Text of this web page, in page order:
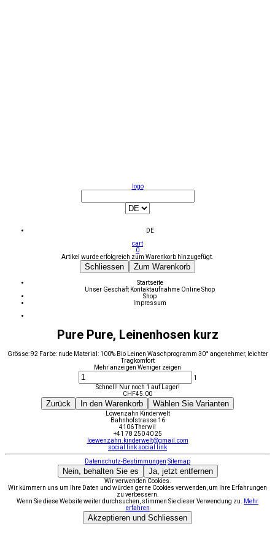
logo
DE
cart
0
Artikel wurde erfolgreich zum Warenkorb hinzugefügt.
Schliessen Zum Warenkorb
Startseite
Unser Geschäft Kontaktaufnahme Online Shop
Shop
Impressum
Pure Pure, Leinenhosen kurz
Grösse: 92 Farbe: nude Material: 100% Bio Leinen Waschprogramm 30° angenehmer, leichter
Tragkomfort
Mehr anzeigen Weniger zeigen
1
Schnell! Nur noch 1 auf Lager!
CHF45.00
Zurück In den Warenkorb Wählen Sie Varianten
Löwenzahn Kinderwelt
Bahnhofstrasse 16
4106 Therwil
+41 78 250 40 25
loewenzahn.kinderwelt@gmail.com
social link social link
Datenschutz-Bestimmungen Sitemap
Nein, behalten Sie es Ja, jetzt entfernen
Wir verwenden Cookies.
Wir kümmern uns um Ihre Daten und würden gerne Cookies verwenden, um Ihre Erfahrungen
zu verbessern.
Wenn Sie diese Website weiter durchsuchen, stimmen Sie dieser Verwendung zu.
Mehr
erfahren
Akzeptieren und Schliessen